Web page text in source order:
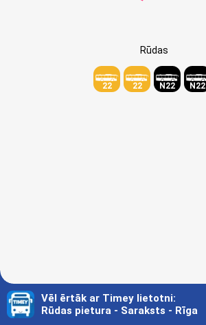
Rūdas
22 22 N22 N22
Vēl ērtāk ar Timey lietotni:
Rūdas pietura - Saraksts - Rīga